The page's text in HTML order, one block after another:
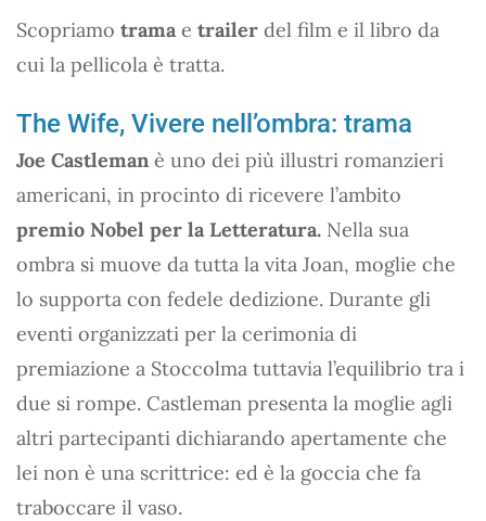
Scopriamo trama e trailer del film e il libro da
cui la pellicola è tratta.
The Wife, Vivere nell’ombra: trama
Joe Castleman è uno dei più illustri romanzieri
americani, in procinto di ricevere l’ambito
premio Nobel per la Letteratura. Nella sua
ombra si muove da tutta la vita Joan, moglie che
lo supporta con fedele dedizione. Durante gli
eventi organizzati per la cerimonia di
premiazione a Stoccolma tuttavia l’equilibrio tra i
due si rompe. Castleman presenta la moglie agli
altri partecipanti dichiarando apertamente che
lei non è una scrittrice: ed è la goccia che fa
traboccare il vaso.